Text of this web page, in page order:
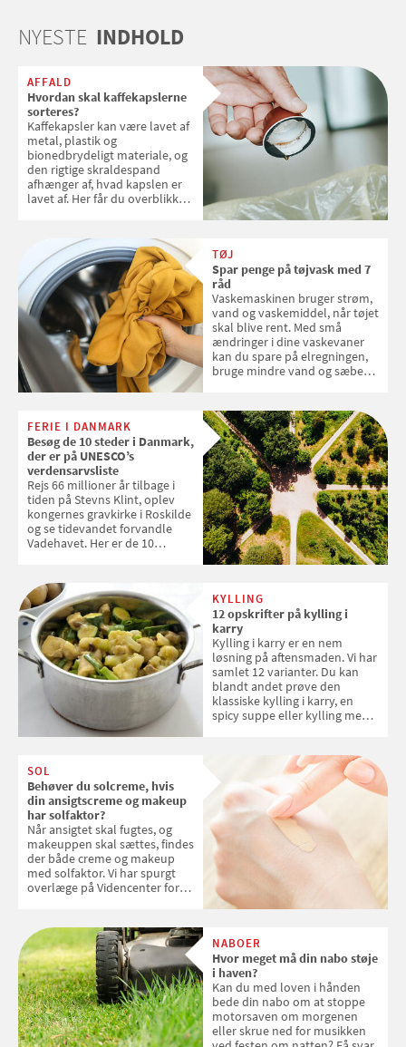
NYESTE INDHOLD
AFFALD
Hvordan skal kaffekapslerne
sorteres?
Kaffekapsler kan være lavet af
metal, plastik og
bionedbrydeligt materiale, og
den rigtige skraldespand
afhænger af, hvad kapslen er
lavet af. Her får du overblikket
TØJ
Spar penge på tøjvask med 7
råd
Vaskemaskinen bruger strøm,
vand og vaskemiddel, når tøjet
skal blive rent. Med små
ændringer i dine vaskevaner
kan du spare på elregningen,
bruge mindre vand og sæbe
enkle råd til at spare penge på
tøjvasken
FERIE I DANMARK
Besøg de 10 steder i Danmark,
der er på UNESCO’s
verdensarvsliste
Rejs 66 millioner år tilbage i
tiden på Stevns Klint, oplev
kongernes gravkirke i Roskilde
og se tidevandet forvandle
Vadehavet. Her er de 10
KYLLING
12 opskrifter på kylling i
karry
Kylling i karry er en nem
løsning på aftensmaden. Vi har
samlet 12 varianter. Du kan
blandt andet prøve den
klassiske kylling i karry, en
spicy suppe eller kylling med
SOL
Behøver du solcreme, hvis
din ansigtscreme og makeup
har solfaktor?
Når ansigtet skal fugtes, og
makeuppen skal sættes, findes
der både creme og makeup
med solfaktor. Vi har spurgt
overlæge på Videncenter for
med SPF kan erstatte
solcreme, når man bevæger
sig ud i solen
NABOER
Hvor meget må din nabo støje
i haven?
Kan du med loven i hånden
bede din nabo om at stoppe
motorsaven om morgenen
eller skrue ned for musikken